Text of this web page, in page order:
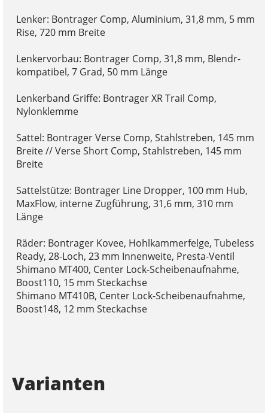
Lenker: Bontrager Comp, Aluminium, 31,8 mm, 5 mm
Rise, 720 mm Breite
Lenkervorbau: Bontrager Comp, 31,8 mm, Blendr-
kompatibel, 7 Grad, 50 mm Länge
Lenkerband Griffe: Bontrager XR Trail Comp,
Nylonklemme
Sattel: Bontrager Verse Comp, Stahlstreben, 145 mm
Breite // Verse Short Comp, Stahlstreben, 145 mm
Breite
Sattelstütze: Bontrager Line Dropper, 100 mm Hub,
MaxFlow, interne Zugführung, 31,6 mm, 310 mm
Länge
Räder: Bontrager Kovee, Hohlkammerfelge, Tubeless
Ready, 28-Loch, 23 mm Innenweite, Presta-Ventil
Shimano MT400, Center Lock-Scheibenaufnahme,
Boost110, 15 mm Steckachse
Shimano MT410B, Center Lock-Scheibenaufnahme,
Boost148, 12 mm Steckachse
Varianten